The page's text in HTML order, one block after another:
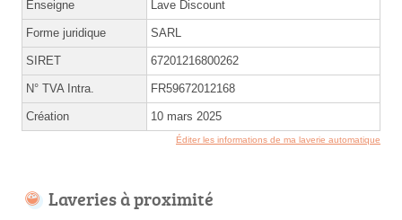
Enseigne Lave Discount
Forme juridique SARL
SIRET 67201216800262
N° TVA Intra. FR59672012168
Création 10 mars 2025
Éditer les informations de ma laverie automatique
Laveries à proximité